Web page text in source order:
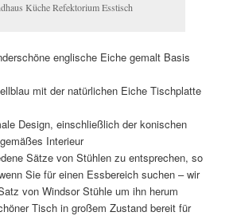
Küche Refektorium Esstisch
englische Eiche gemalt Basis
mit der natürlichen Eiche Tischplatte
Design, einschließlich der konischen
Interieur
Sätze von Stühlen zu entsprechen, so
Sie für einen Essbereich suchen – wir
von Windsor Stühle um ihn herum
Tisch in großem Zustand bereit für